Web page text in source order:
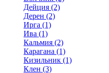
Дейция (2)
Дерен (2)
Ирга (1)
Ива (1)
Кальмия (2)
Карагана (1)
Кизильник (1)
Клен (3)